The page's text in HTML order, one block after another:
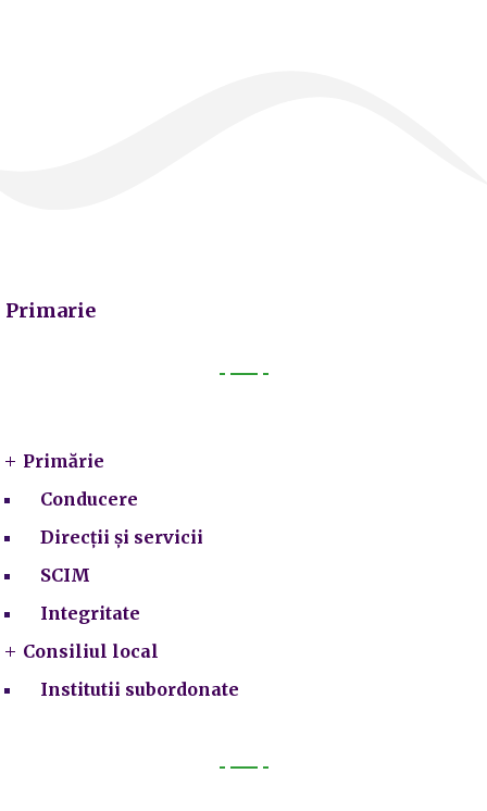
Primarie
Primărie
Conducere
Direcții și servicii
SCIM
Integritate
Consiliul local
Institutii subordonate